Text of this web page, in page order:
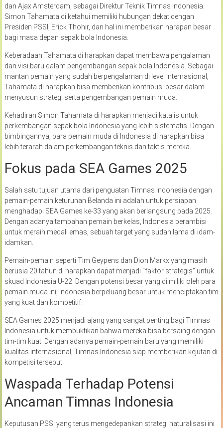
dan Ajax Amsterdam, sebagai Direktur Teknik Timnas Indonesia.
Simon Tahamata di ketahui memiliki hubungan dekat dengan
Presiden PSSI, Erick Thohir, dan hal ini memberikan harapan besar
bagi masa depan sepak bola Indonesia.
Keberadaan Tahamata di harapkan dapat membawa pengalaman
dan visi baru dalam pengembangan sepak bola Indonesia. Sebagai
mantan pemain yang sudah berpengalaman di level internasional,
Tahamata di harapkan bisa memberikan kontribusi besar dalam
menyusun strategi serta pengembangan pemain muda.
Kehadiran Simon Tahamata di harapkan menjadi katalis untuk
perkembangan sepak bola Indonesia yang lebih sistematis. Dengan
bimbingannya, para pemain muda di Indonesia di harapkan bisa
lebih terarah dalam perkembangan teknis dan taktis mereka.
Fokus pada SEA Games 2025
Salah satu tujuan utama dari penguatan Timnas Indonesia dengan
pemain-pemain keturunan Belanda ini adalah untuk persiapan
menghadapi SEA Games ke-33 yang akan berlangsung pada 2025.
Dengan adanya tambahan pemain berkelas, Indonesia berambisi
untuk meraih medali emas, sebuah target yang sudah lama di idam-
idamkan.
Pemain-pemain seperti Tim Geypens dan Dion Markx yang masih
berusia 20 tahun di harapkan dapat menjadi “faktor strategis” untuk
skuad Indonesia U-22. Dengan potensi besar yang di miliki oleh para
pemain muda ini, Indonesia berpeluang besar untuk menciptakan tim
yang kuat dan kompetitif.
SEA Games 2025 menjadi ajang yang sangat penting bagi Timnas
Indonesia untuk membuktikan bahwa mereka bisa bersaing dengan
tim-tim kuat. Dengan adanya pemain-pemain baru yang memiliki
kualitas internasional, Timnas Indonesia siap memberikan kejutan di
kompetisi tersebut.
Waspada Terhadap Potensi
Ancaman Timnas Indonesia
Keputusan PSSI yang terus mengedepankan strategi naturalisasi ini